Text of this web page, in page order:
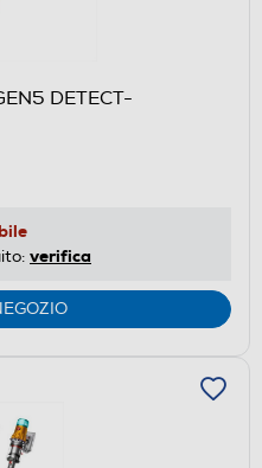
DETECT-
verifica